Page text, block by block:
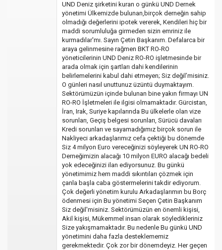
UND Deniz şirketini kuran o günkü UND Dernek
yönetimi Ülkemizde bulunan,birçok derneğin sahip
olmadığı değerlerini ipotek vererek, Kendileri hiç bir
maddi sorumluluğa girmeden sizin emriniz ile
kurmadılar'mı. Sayın Çetin Başkanım. Defalarca bir
araya gelinmesine rağmen BKT RO-RO
yöneticilerinin UND Deniz RO-RO işletmesinde bir
arada olmak için şartları dahi kendilerinin
belirlemelerini kabul dahi etmeyen; Siz değil’misiniz.
O günleri nasıl unuttunuz üzüntü duymaktayım.
Sektörümüzün içinde bulunan bine yakın firmayı UN
RO-RO İşletmeleri ile ilgisi olmamaktadır. Gürcistan,
İran, Irak, Suriye kapılarında Bu ülkelerle olan vize
sorunları, Geçiş belgesi sorunları, Sürücü davaları
Kredi sorunları ve sayamadığımız birçok sorun ile
Nakliyeci arkadaşlarımız cefa çektiği bu dönemde
Siz 4 milyon Euro vereceğinizi söyleyerek UN RO-RO
Derneğimizin alacağı 10 milyon EURO alacağı bedeli
yok edeceğinizi ilan ediyorsunuz. Bu günkü
yönetimimiz hem maddi sıkıntıları çözmek için
çanla başla caba göstermelerini takdir ediyorum.
Çok değerli yönetim kurulu Arkadaşlarımın bu Borç
ödenmesi için Bu yönetimi Seçen Çetin Başkanım
Siz değil'misiniz. Sektörümüzün en önemli kişisi,
Akil kişisi, Mükemmel insan olarak söyledikleriniz
Size yakışmamaktadır. Bu nedenle Bu günkü UND
yönetimini daha fazla desteklememiz
gerekmektedir. Çok zor bir dönemdeyiz. Her geçen